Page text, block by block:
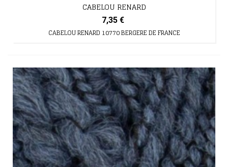
CABELOU RENARD
7,35 €
CABELOU RENARD 10770 BERGERE DE FRANCE